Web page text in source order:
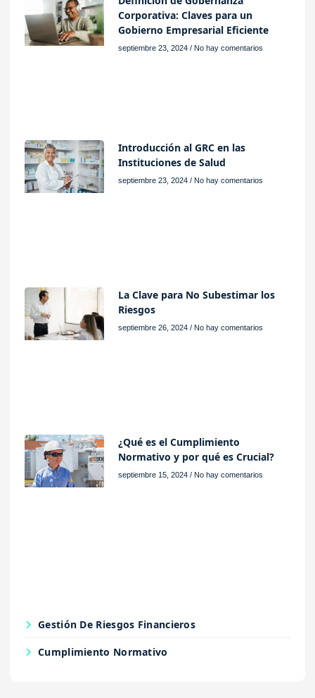
Corporativa: Claves para un
Gobierno Empresarial Eficiente
septiembre 23, 2024 No hay comentarios
Introducción al GRC en las
Instituciones de Salud
septiembre 23, 2024 No hay comentarios
La Clave para No Subestimar los
Riesgos
septiembre 26, 2024 No hay comentarios
¿Qué es el Cumplimiento
Normativo y por qué es Crucial?
septiembre 15, 2024 No hay comentarios
Gestión De Riesgos Financieros
Cumplimiento Normativo